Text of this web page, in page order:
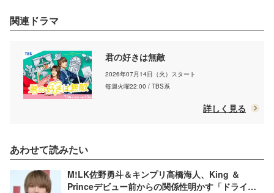
関連ドラマ
君の好きは無敵
2026年07月14日（火）スタート
毎週火曜22:00 / TBS系
詳しく見る
あわせて読みたい
M!LK佐野勇斗＆キンプリ高橋海人、King ＆
Princeデビュー前からの関係性明かす「ドライブ